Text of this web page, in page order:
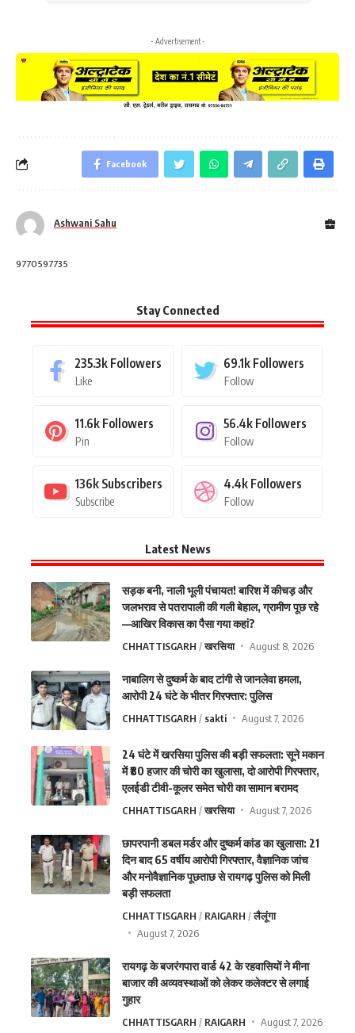
- Advertisement -
Facebook
Ashwani Sahu
9770597735
Stay Connected
235.3k Followers
Like
69.1k Followers
Follow
11.6k Followers
Pin
56.4k Followers
Follow
136k Subscribers
Subscribe
4.4k Followers
Follow
Latest News
सड़क बनी, नाली भूली पंचायत! बारिश में कीचड़ और
जलभराव से पतरापाली की गली बेहाल, ग्रामीण पूछ रहे
—आखिर विकास का पैसा गया कहां?
CHHATTISGARH खरसिया August 8, 2026
नाबालिग से दुष्कर्म के बाद टांगी से जानलेवा हमला,
आरोपी 24 घंटे के भीतर गिरफ्तार: पुलिस
CHHATTISGARH sakti August 7, 2026
24 घंटे में खरसिया पुलिस की बड़ी सफलता: सूने मकान
में ₹80 हजार की चोरी का खुलासा, दो आरोपी गिरफ्तार,
एलईडी टीवी-कूलर समेत चोरी का सामान बरामद
CHHATTISGARH खरसिया August 7, 2026
छापरपानी डबल मर्डर और दुष्कर्म कांड का खुलासा: 21
दिन बाद 65 वर्षीय आरोपी गिरफ्तार, वैज्ञानिक जांच
और मनोवैज्ञानिक पूछताछ से रायगढ़ पुलिस को मिली
बड़ी सफलता
CHHATTISGARH RAIGARH
लैलूंगा
August 7, 2026
रायगढ़ के बजरंगपारा वार्ड 42 के रहवासियों ने मीना
बाजार की अव्यवस्थाओं को लेकर कलेक्टर से लगाई
गुहार
CHHATTISGARH RAIGARH August 7, 2026